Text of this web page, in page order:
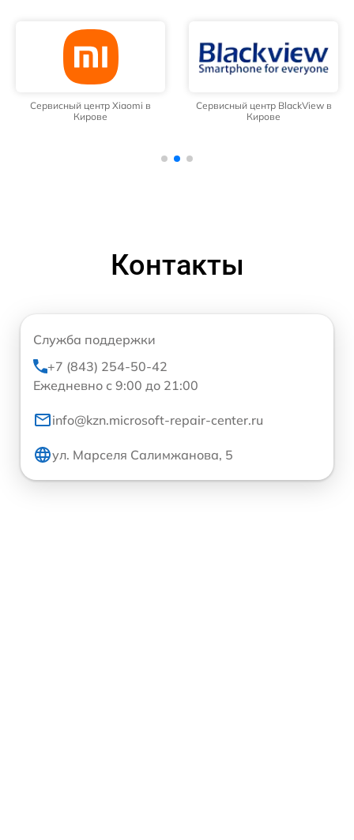
Сервисный центр Xiaomi в
Кирове
Сервисный центр BlackView в
Кирове
Контакты
Служба поддержки
+7 (843) 254-50-42
Ежедневно с 9:00 до 21:00
info@kzn.microsoft-repair-center.ru
ул. Марселя Салимжанова, 5